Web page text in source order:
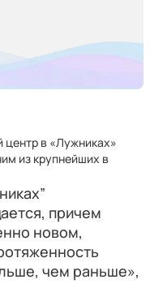
в «Лужниках»
из крупнейших в
причем
новом,
чем раньше»,